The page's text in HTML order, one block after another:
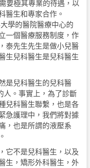
要極其專業的待遇，以
醫生和專家合作。
學的醫院醫療中心的
一個醫療服務制度，作
泰先生先生是做小兒醫
生兒科醫生是兒科醫生
是兒科醫生的兒科醫
人。事實上，為了診斷
兒科醫生聯繫，也是各
急護理中，我們將對據
，也是所謂的液壓系
它不是兒科醫生，以及
生，矯形外科醫生，外